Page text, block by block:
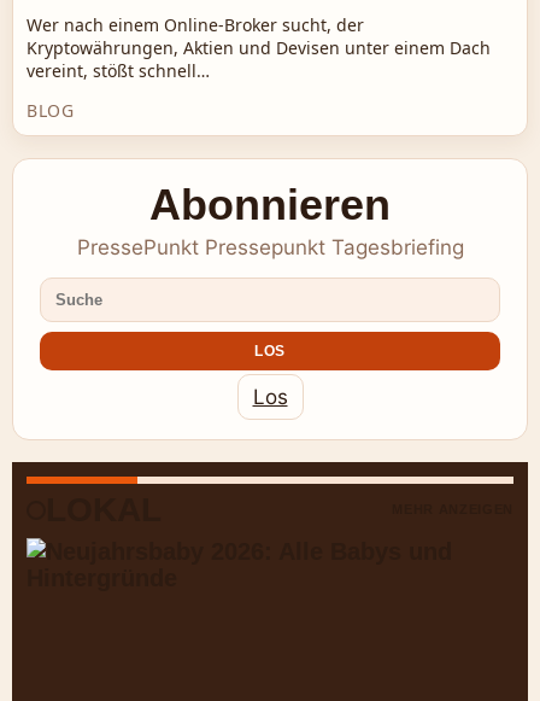
Wer nach einem Online-Broker sucht, der
Kryptowährungen, Aktien und Devisen unter einem Dach
vereint, stößt schnell…
BLOG
Abonnieren
PressePunkt Pressepunkt Tagesbriefing
LOS
Los